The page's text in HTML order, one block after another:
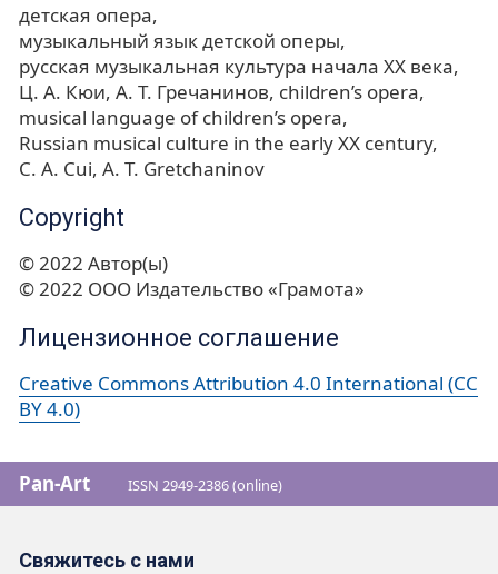
детская опера
музыкальный язык детской оперы
русская музыкальная культура начала XX века
Ц. А. Кюи А. Т. Гречанинов children’s opera
musical language of children’s opera
Russian musical culture in the early XX century
С. A. Cui A. T. Gretchaninov
Copyright
© 2022 Автор(ы)
© 2022 ООО Издательство «Грамота»
Лицензионное соглашение
Creative Commons Attribution 4.0 International (CC
BY 4.0)
Pan-Art ISSN 2949-2386 (online)
Свяжитесь с нами